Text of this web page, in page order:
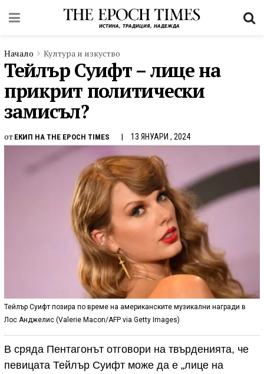
Начало Култура и изкуство
Тейлър Суифт – лице на
прикрит политически
замисъл?
от ЕКИП НА THE EPOCH TIMES 13 ЯНУАРИ , 2024
Тейлър Суифт позира по време на американските музикални награди в
Лос Анджелис (Valerie Macon/AFP via Getty Images)
В сряда Пентагонът отговори на твърденията, че
певицата Тейлър Суифт може да е „лице на